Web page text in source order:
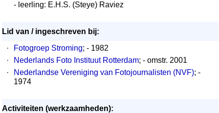
- leerling: E.H.S. (Steye) Raviez
Lid van / ingeschreven bij:
·
Fotogroep Stroming; - 1982
·
Nederlands Foto Instituut Rotterdam; - omstr. 2001
·
Nederlandse Vereniging van Fotojournalisten (NVF); -
1974
Activiteiten (werkzaamheden):